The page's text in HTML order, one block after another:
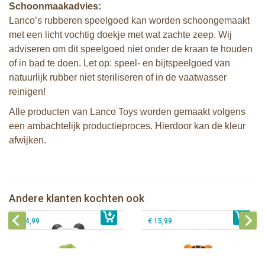
Schoonmaakadvies:
Lanco’s rubberen speelgoed kan worden schoongemaakt
met een licht vochtig doekje met wat zachte zeep. Wij
adviseren om dit speelgoed niet onder de kraan te houden
of in bad te doen. Let op: speel- en bijtspeelgoed van
natuurlijk rubber niet steriliseren of in de vaatwasser
reinigen!
Alle producten van Lanco Toys worden gemaakt volgens
een ambachtelijk productieproces. Hierdoor kan de kleur
afwijken.
Andere klanten kochten ook
€ 15,99Lanco - Bijtspeeltje Palmblad
€ 14,99 € 15,99
Lanco - Bijtspeeltje Regenboog Lanco - Bijtring Kori de Panda